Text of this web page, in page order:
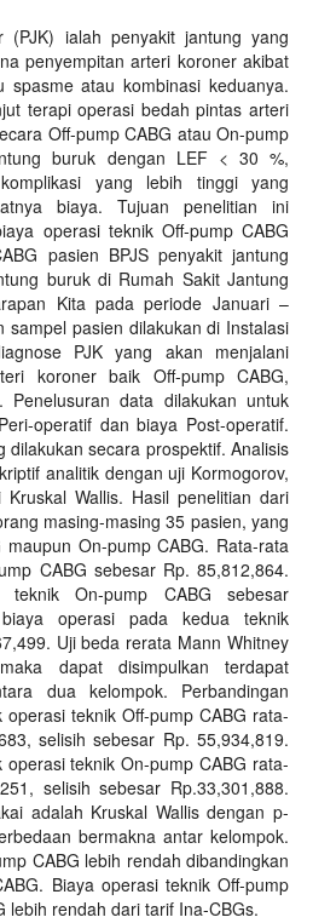
(PJK) ialah penyakit jantung yang
penyempitan arteri koroner akibat
spasme atau kombinasi keduanya.
terapi operasi bedah pintas arteri
Off-pump CABG atau On-pump
buruk dengan LEF < 30 %,
yang lebih tinggi yang
biaya. Tujuan penelitian ini
operasi teknik Off-pump CABG
pasien BPJS penyakit jantung
buruk di Rumah Sakit Jantung
Kita pada periode Januari –
sampel pasien dilakukan di Instalasi
PJK yang akan menjalani
koroner baik Off-pump CABG,
Penelusuran data dilakukan untuk
operatif dan biaya Post-operatif.
dilakukan secara prospektif. Analisis
analitik dengan uji Kormogorov,
Wallis. Hasil penelitian dari
masing-masing 35 pasien, yang
maupun On-pump CABG. Rata-rata
CABG sebesar Rp. 85,812,864.
teknik On-pump CABG sebesar
biaya operasi pada kedua teknik
Uji beda rerata Mann Whitney
dapat disimpulkan terdapat
dua kelompok. Perbandingan
teknik Off-pump CABG rata-
selisih sebesar Rp. 55,934,819.
teknik On-pump CABG rata-
selisih sebesar Rp.33,301,888.
adalah Kruskal Wallis dengan p-
bermakna antar kelompok.
CABG lebih rendah dibandingkan
Biaya operasi teknik Off-pump
lebih rendah dari tarif Ina-CBGs.